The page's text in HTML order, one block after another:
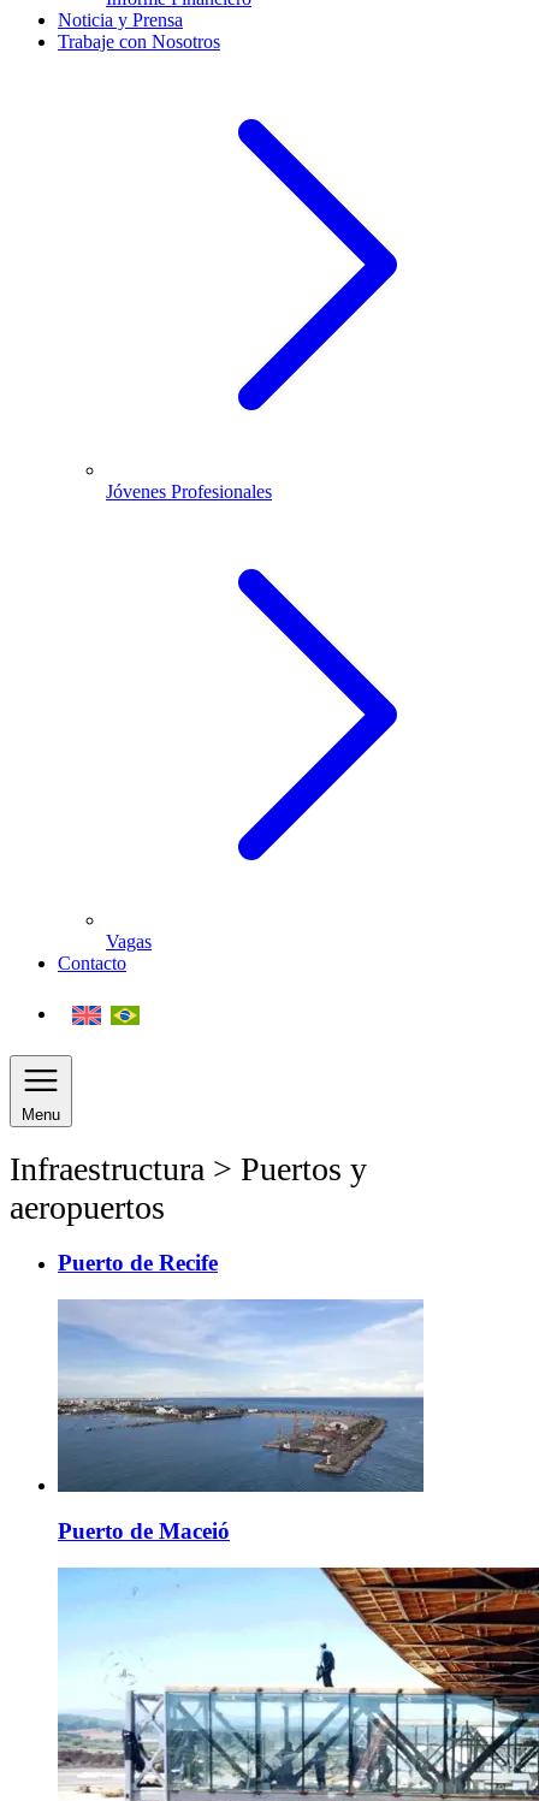
Noticia y Prensa
Trabaje con Nosotros
Jóvenes Profesionales
Vagas
Contacto
Menu
Infraestructura > Puertos y
aeropuertos
Puerto de Recife
Puerto de Maceió